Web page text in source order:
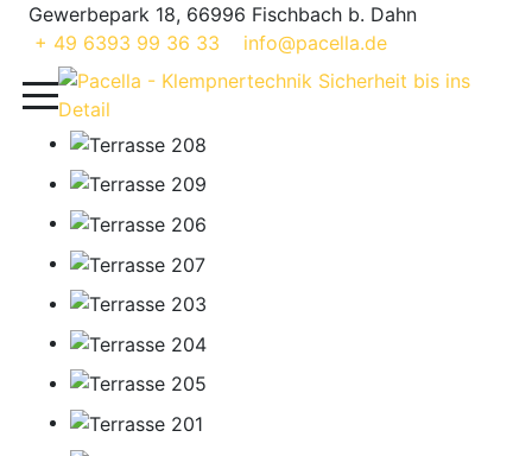
Gewerbepark 18, 66996 Fischbach b. Dahn
+ 49 6393 99 36 33
info@pacella.de